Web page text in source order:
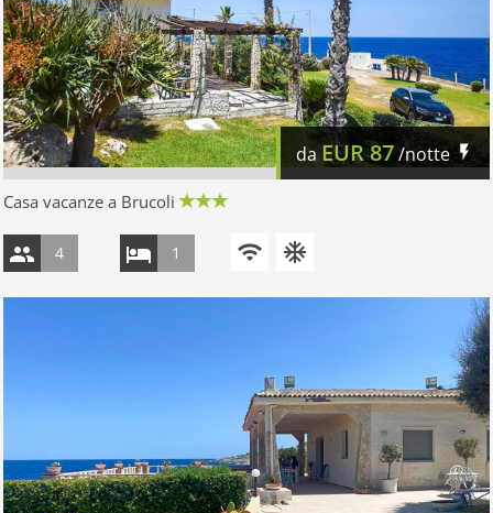
daEUR87/notte
Casa vacanze a Brucoli
4 1